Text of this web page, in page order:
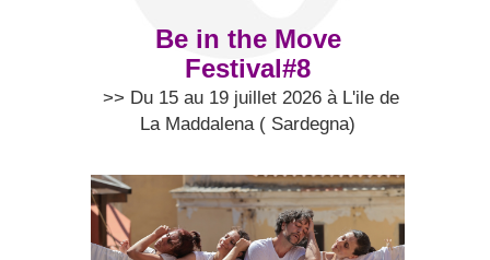
Be in the Move
Festival#8
>> Du 15 au 19 juillet 2026 à L'ile de
La Maddalena ( Sardegna)